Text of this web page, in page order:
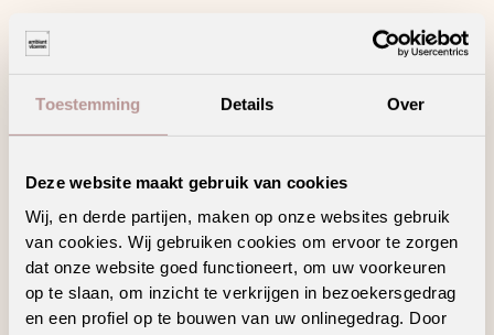
Toestemming Details Over
Deze website maakt gebruik van cookies
Wij, en derde partijen, maken op onze websites gebruik
van cookies. Wij gebruiken cookies om ervoor te zorgen
dat onze website goed functioneert, om uw voorkeuren
op te slaan, om inzicht te verkrijgen in bezoekersgedrag
en een profiel op te bouwen van uw onlinegedrag. Door
Draagt bij aan een gezonder binnenklimaat
Hoogpolig tapijt voor een warm en sfeervol
interieur
in hetzelfde decor
Creëer jouw unieke woonstijl met dit trendy
decor en/of patroon